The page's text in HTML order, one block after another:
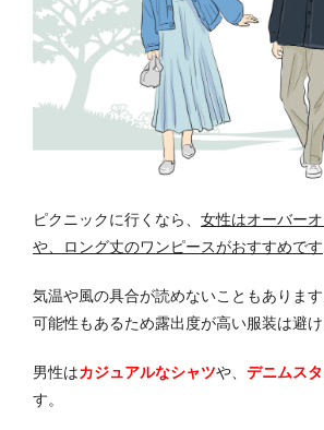
ピクニックに行くなら、 女性はオーバー
や、ロング丈のワンピースがおすすめです
気温や風の具合が読めないこともありま
可能性もあるため露出度が高い服装は避け
男性はカジュアルなシャツや、 デニムス
す。